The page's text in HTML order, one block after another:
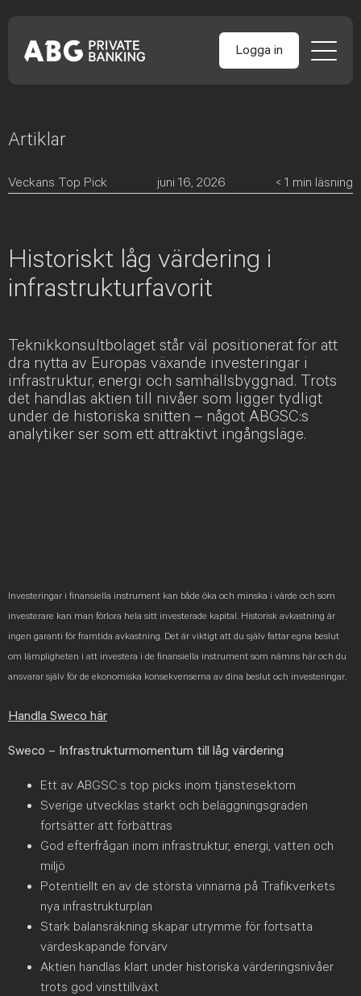
Skip
content
Logga in
Artiklar
Veckans Top Pick juni 16, 2026 < 1 min läsning
Historiskt låg värdering i
infrastrukturfavorit
Teknikkonsultbolaget står väl positionerat för att
dra nytta av Europas växande investeringar i
infrastruktur, energi och samhällsbyggnad. Trots
det handlas aktien till nivåer som ligger tydligt
under de historiska snitten – något ABGSC:s
analytiker ser som ett attraktivt ingångsläge.
Investeringar i finansiella instrument kan både öka och minska i värde och som
investerare kan man förlora hela sitt investerade kapital. Historisk avkastning är
ingen garanti för framtida avkastning. Det är viktigt att du själv fattar egna beslut
om lämpligheten i att investera i de finansiella instrument som nämns här och du
ansvarar själv för de ekonomiska konsekvenserna av dina beslut och investeringar.
Handla Sweco här
Sweco – Infrastrukturmomentum till låg värdering
Ett av ABGSC:s top picks inom tjänstesektorn
Sverige utvecklas starkt och beläggningsgraden
fortsätter att förbättras
God efterfrågan inom infrastruktur, energi, vatten och
miljö
Potentiellt en av de största vinnarna på Trafikverkets
nya infrastrukturplan
Stark balansräkning skapar utrymme för fortsatta
värdeskapande förvärv
Aktien handlas klart under historiska värderingsnivåer
trots god vinsttillväxt